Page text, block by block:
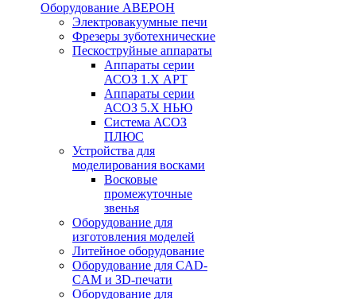
Оборудование АВЕРОН
Электровакуумные печи
Фрезеры зуботехнические
Пескоструйные аппараты
Аппараты серии
АСОЗ 1.Х АРТ
Аппараты серии
АСОЗ 5.Х НЬЮ
Система АСОЗ
ПЛЮС
Устройства для
моделирования восками
Восковые
промежуточные
звенья
Оборудование для
изготовления моделей
Литейное оборудование
Оборудование для CAD-
CAM и 3D-печати
Оборудование для